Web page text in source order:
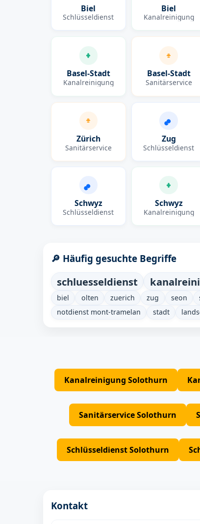
Biel
Schlüsseldienst
Biel
Kanalreinigung
Basel-Stadt
Kanalreinigung
Basel-Stadt
Sanitärservice
Zürich
Sanitärservice
Zug
Schlüsseldienst
Schwyz
Schlüsseldienst
Schwyz
Kanalreinigung
🔎 Häufig gesuchte Begriffe
schluesseldienst
biel
olten zuerich zug seon
notdienst mont-tramelan
stadt
Kanalreinigung Solothurn
Sanitärservice Solothurn
Schlüsseldienst Solothurn
Kontakt